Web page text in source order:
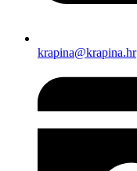
krapina@krapina.hr